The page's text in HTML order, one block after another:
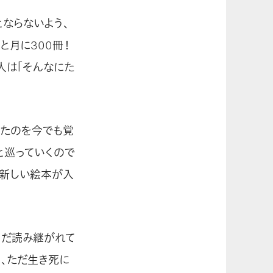
らないよう、
月に300冊！
「そんなにた
のを今でも覚
巡っていくので
しい絵本が入
読み継がれて
ただ生き死に